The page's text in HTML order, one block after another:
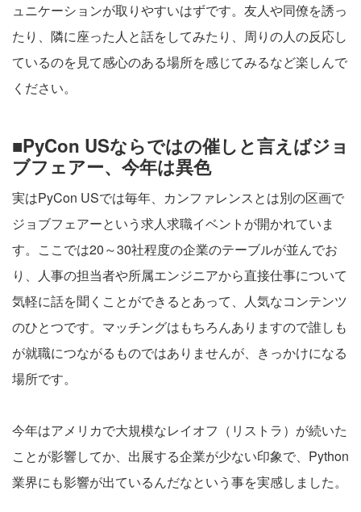
ュニケーションが取りやすいはずです。友人や同僚を誘っ
たり、隣に座った人と話をしてみたり、周りの人の反応し
ているのを見て感心のある場所を感じてみるなど楽しんで
ください。
■PyCon USならではの催しと言えばジョ
ブフェアー、今年は異色
実はPyCon USでは毎年、カンファレンスとは別の区画で
ジョブフェアーという求人求職イベントが開かれていま
す。ここでは20～30社程度の企業のテーブルが並んでお
り、人事の担当者や所属エンジニアから直接仕事について
気軽に話を聞くことができるとあって、人気なコンテンツ
のひとつです。マッチングはもちろんありますので誰しも
が就職につながるものではありませんが、きっかけになる
場所です。
今年はアメリカで大規模なレイオフ（リストラ）が続いた
ことが影響してか、出展する企業が少ない印象で、Python
業界にも影響が出ているんだなという事を実感しました。